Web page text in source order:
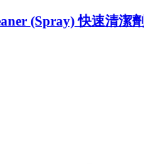
(Spray) 快速清潔劑